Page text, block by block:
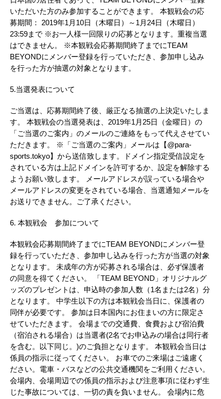
いただいた方のみ参加することができます。 本観戦会の応
募期間： 2019年1月10日（木曜日）～1月24日（木曜日）
23:59まで ※お一人様一回限りの応募となります。重複当選
はできません。 ※本観戦会応募期間終了までにTEAM
BEYONDにメンバー登録を行っていただき、参加申し込み
を行った方が抽選の対象となります。
5.当選発表について
ご当選は、応募期間終了後、厳正なる抽選の上決定いたしま
す。 本観戦会の当選発表は、2019年1月25日（金曜日）の
「ご当選のご案内」のメールのご連絡をもって代えさせてい
ただきます。 ※「ご当選のご案内」メールは【@para-
sports.tokyo】から送信致します。ドメイン指定受信設定を
されている方は上記ドメインを許可するか、設定を解除する
ようお願い致します。 メールアドレスが誤っている場合や
メールアドレスの変更をされている場合、当選通知メールを
お送りできません。ご了承ください。
6. 本観戦会 参加について
本観戦会応募期間終了までにTEAM BEYONDにメンバー登
録を行っていただき、参加申し込みを行った方が当選の対象
となります。 未成年の方が応募される場合は、必ず保護者
の同意を得てください。 「TEAM BEYOND」オリジナルグ
ッズのプレゼントは、申込時の参加人数（1名または2名）分
となります。 中学生以下の方は本観戦会当日に、保護者の
同伴が必要です。 参加は日本国内にお住まいの方に限定さ
せていただきます。 会場までの交通費、食費および宿泊費
（宿泊される場合）は当選者(2名でお申込みの場合は同行者
を含む。以下同じ。)のご負担となります。 本観戦会当日は
係員の指示に従ってください。 お車でのご来場はご遠慮く
ださい。電車・バスなどの公共交通機関をご利用ください。
会場内、会場周辺での係員の指示および注意事項に従わず生
じた事故については、一切の責を負いません。 会場内に危